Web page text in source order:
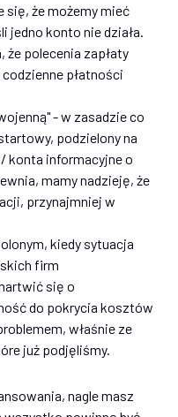
się, że możemy mieć
konto nie działa.
że polecenia zapłaty
płatności
- w zasadzie co
podzielony na
konta informacyjne o
mamy nadzieję, że
przynajmniej w
kiedy sytuacja
firm
się o
do pokrycia kosztów
właśnie ze
już podjęliśmy.
nagle masz